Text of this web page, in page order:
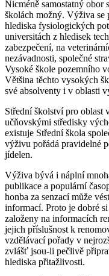
Nicméně samostatný obor
školách možný. Výživa se
hlediska fysiologických
universitách z hledisek
zabezpečení, na
nezávadnosti, společné
Vysoké škole pozemního
Většina těchto vysokých
své absolventy i v oblasti
Střední školství pro oblast
učňovskými středisky
existuje Střední škola
výživu pořádá pravidelné
jídelen.
Výživa bývá i náplní
publikace a populární
honba za senzací může
informací. Proto je dobré
založeny na informacích
jejich příslušnost k
vzdělávací pořady v
zvlášť jsou-li pečlivě
hlediska přitažlivosti.